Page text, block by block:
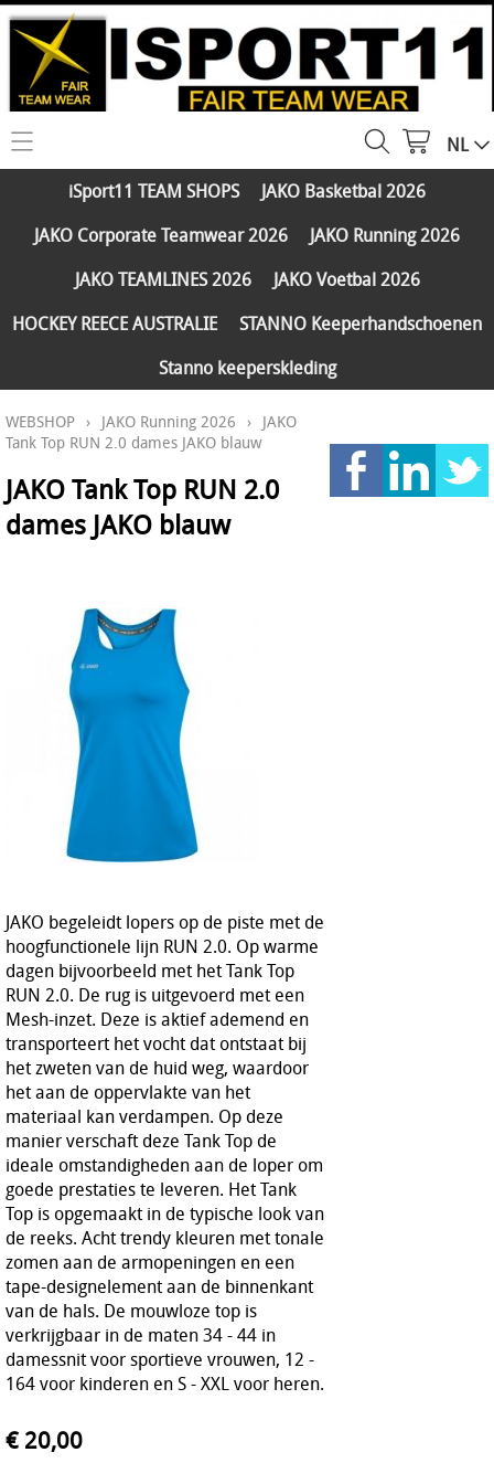
HOME
WEBSHOP
JAKO Running 2026
JAKO TEAMLINES 2026
JAKO Voetbal 2026
HOCKEY REECE AUSTRALIE
Stanno keeperskleding
PARTNERS
Klantengroepen
CONTACT
MY ISPORT11
JAKO Matentabellen
NL
iSport11 TEAM SHOPS
JAKO Basketbal 2026
JAKO Corporate Teamwear 2026
JAKO Running 2026
JAKO TEAMLINES 2026
JAKO Voetbal 2026
HOCKEY REECE AUSTRALIE
STANNO Keeperhandschoenen
Stanno keeperskleding
WEBSHOP › JAKO Running 2026 › JAKO
Tank Top RUN 2.0 dames JAKO blauw
JAKO Tank Top RUN 2.0
dames JAKO blauw
JAKO begeleidt lopers op de piste met de
hoogfunctionele lijn RUN 2.0. Op warme
dagen bijvoorbeeld met het Tank Top
RUN 2.0. De rug is uitgevoerd met een
Mesh-inzet. Deze is aktief ademend en
transporteert het vocht dat ontstaat bij
het zweten van de huid weg, waardoor
het aan de oppervlakte van het
materiaal kan verdampen. Op deze
manier verschaft deze Tank Top de
ideale omstandigheden aan de loper om
goede prestaties te leveren. Het Tank
Top is opgemaakt in de typische look van
de reeks. Acht trendy kleuren met tonale
zomen aan de armopeningen en een
tape-designelement aan de binnenkant
van de hals. De mouwloze top is
verkrijgbaar in de maten 34 - 44 in
damessnit voor sportieve vrouwen, 12 -
164 voor kinderen en S - XXL voor heren.
€ 20,00